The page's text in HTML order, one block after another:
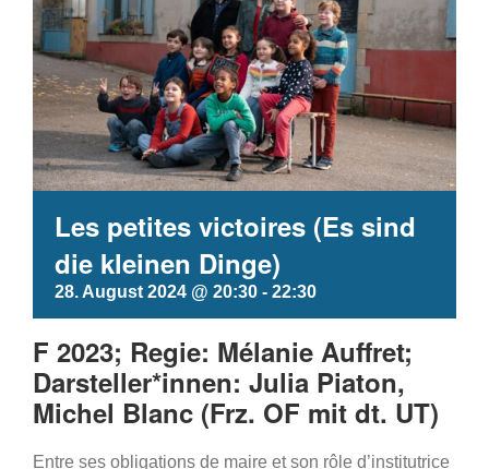
Les petites victoires (Es sind
die kleinen Dinge)
28. August 2024 @ 20:30 - 22:30
F 2023; Regie: Mélanie Auffret;
Darsteller*innen: Julia Piaton,
Michel Blanc (Frz. OF mit dt. UT)
Entre ses obligations de maire et son rôle d’institutrice